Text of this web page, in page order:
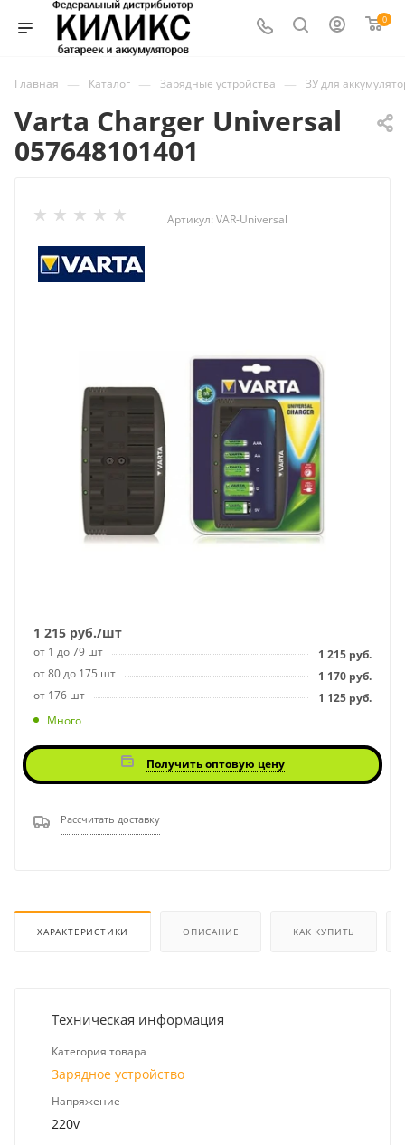
0
Главная — Каталог — Зарядные устройства — ЗУ для
Varta Charger Universal
057648101401
Артикул: VAR-Universal
1 215 руб./шт
от 1 до 79 шт 1 215 руб.
от 80 до 175 шт
1 170 руб.
от 176 шт
1 125 руб.
Много
Получить оптовую цену
Рассчитать доставку
ХАРАКТЕРИСТИКИ ОПИСАНИЕ КАК КУПИТЬ
Техническая информация
Категория товара
Зарядное устройство
Напряжение
220v